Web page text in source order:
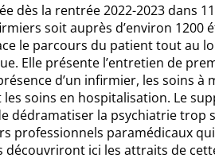
dès la rentrée 2022-2023 dans
soit auprès d’environ 1200
le parcours du patient tout au
Elle présente l’entretien de
d’un infirmier, les soins à
soins en hospitalisation. Le
dédramatiser la psychiatrie trop
professionnels paramédicaux
découvriront ici les attraits de